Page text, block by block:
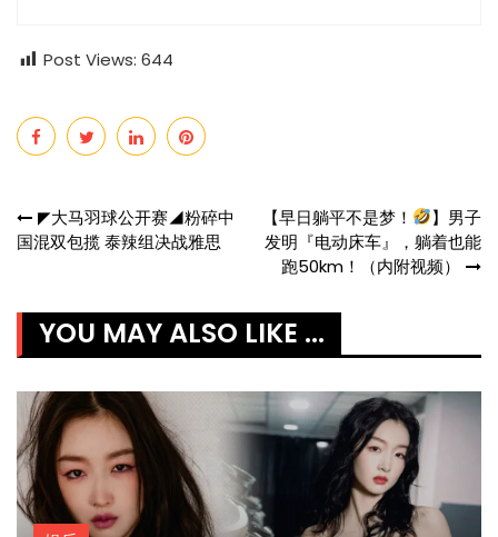
Post Views: 644
Post
◤大马羽球公开赛◢粉碎中
国混双包揽 泰辣组决战雅思
【早日躺平不是梦！
】男子
发明『电动床车』，躺着也能
跑50km！（内附视频）
YOU MAY ALSO LIKE ...